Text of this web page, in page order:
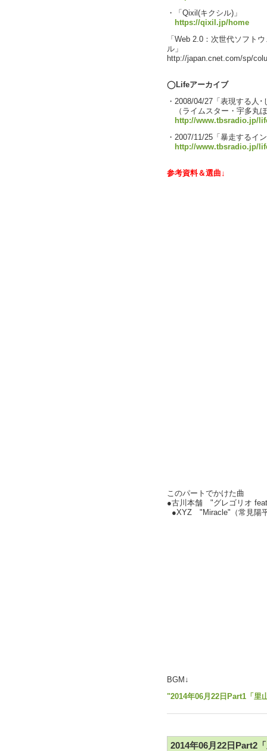
・「Qixil(キクシル)」
https://qixil.jp/home
「Web 2.0：次世代ソフト
ル」
http://japan.cnet.com/sp/
◯Lifeアーカイブ
・2008/04/27「表現する人･
（ライムスター・宇多丸
http://www.tbsradio.jp/
・2007/11/25「暴走するイ
http://www.tbsradio.jp/
参考資料＆選曲↓
このパートでかけた曲
●古川本舗 "グレゴリオ
●XYZ "Miracle"（常見陽
BGM↓
"2014年06月22日Part1「里
2014年06月22日Part2